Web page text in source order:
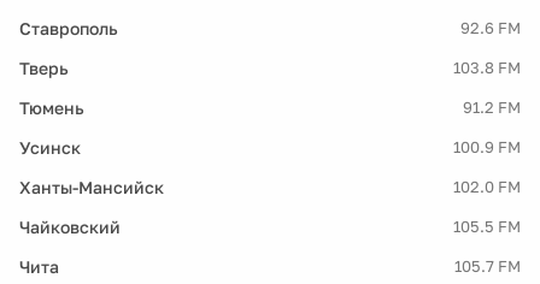
Ставрополь 92.6 FM
Тверь 103.8 FM
Тюмень 91.2 FM
Усинск 100.9 FM
Ханты-Мансийск 102.0 FM
Чайковский 105.5 FM
Чита 105.7 FM